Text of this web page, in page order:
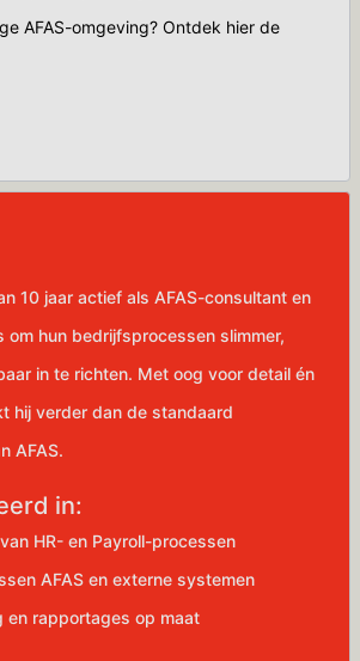
AFAS-omgeving? Ontdek hier de
10 jaar actief als AFAS-consultant en
om hun bedrijfsprocessen slimmer,
in te richten. Met oog voor detail én
hij verder dan de standaard
AFAS.
in:
HR- en Payroll-processen
AFAS en externe systemen
en rapportages op maat